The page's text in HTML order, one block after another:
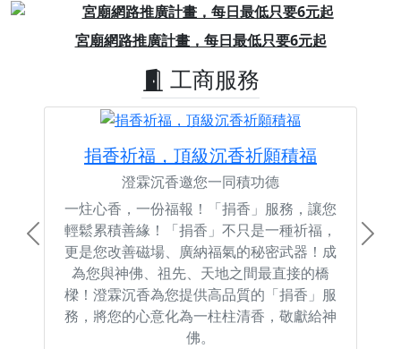
加入粉絲團，一起跟我們推廣宮廟文化
Previous
工商服務
捐香祈福，頂級沉香祈願積福
澄霖沉香邀您一同積功德
一炷心香，一份福報！「捐香」服務，讓您
輕鬆累積善緣！「捐香」不只是一種祈福，
更是您改善磁場、廣納福氣的秘密武器！成
為您與神佛、祖先、天地之間最直接的橋
樑！澄霖沉香為您提供高品質的「捐香」服
務，將您的心意化為一柱柱清香，敬獻給神
佛。
Previous Next